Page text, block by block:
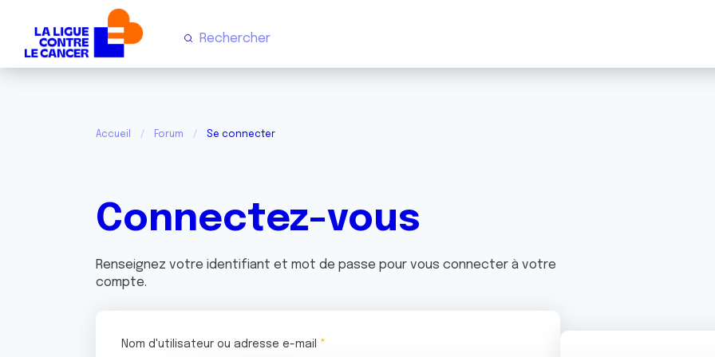
Accueil Forum Se connecter
Connectez-vous
Renseignez votre identifiant et mot de passe pour vous connecter à votre
compte.
Nom d'utilisateur ou adresse e-mail